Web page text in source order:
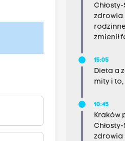
zdrowia
zmienił
15:05
Dieta a
mity i
10:45
Kraków
zdrowia